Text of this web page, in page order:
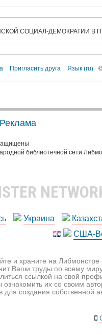
СОЦИАЛ-ДЕМОКРАТИИ В
Пригласить друга Язык (ru)
Реклама
библиотечной сети
Украина
США-
и храните на
Ваши труды по всему
ссылкой на свой
ознакомить их со своим
для создания собственной